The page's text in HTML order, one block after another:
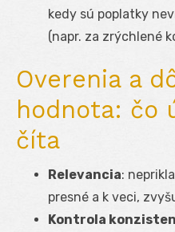
kedy sú poplatky
(napr. za zrýchlené
Overenia a
hodnota: čo
číta
Relevancia:
presné a k veci,
Kontrola